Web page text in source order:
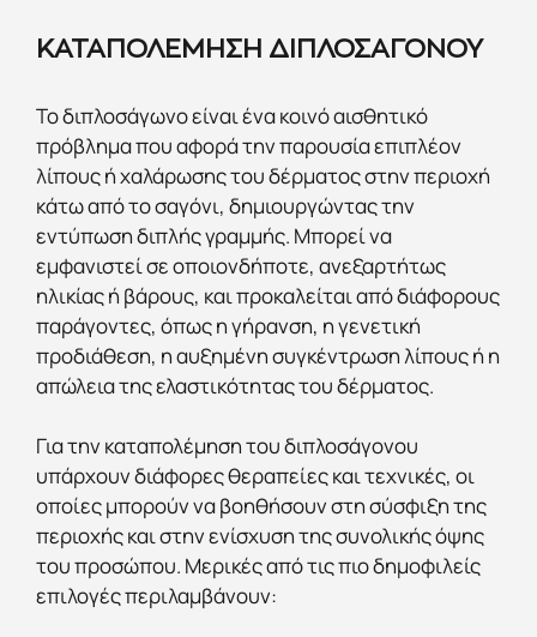
ΚΑΤΑΠΟΛΕΜΗΣΗ ΔΙΠΛΟΣΑΓΟΝΟΥ
Το διπλοσάγωνο είναι ένα κοινό αισθητικό
πρόβλημα που αφορά την παρουσία επιπλέον
λίπους ή χαλάρωσης του δέρματος στην περιοχή
κάτω από το σαγόνι, δημιουργώντας την
εντύπωση διπλής γραμμής. Μπορεί να
εμφανιστεί σε οποιονδήποτε, ανεξαρτήτως
ηλικίας ή βάρους, και προκαλείται από διάφορους
παράγοντες, όπως η γήρανση, η γενετική
προδιάθεση, η αυξημένη συγκέντρωση λίπους ή η
απώλεια της ελαστικότητας του δέρματος.
Για την καταπολέμηση του διπλοσάγονου
υπάρχουν διάφορες θεραπείες και τεχνικές, οι
οποίες μπορούν να βοηθήσουν στη σύσφιξη της
περιοχής και στην ενίσχυση της συνολικής όψης
του προσώπου. Μερικές από τις πιο δημοφιλείς
επιλογές περιλαμβάνουν: